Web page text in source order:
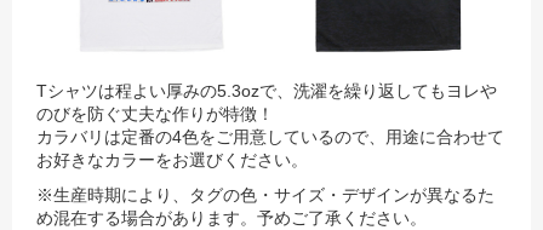
Tシャツは程よい厚みの5.3ozで、洗濯を繰り返してもヨレや
のびを防ぐ丈夫な作りが特徴！
カラバリは定番の4色をご用意しているので、用途に合わせて
お好きなカラーをお選びください。
※生産時期により、タグの色・サイズ・デザインが異なるた
め混在する場合があります。予めご了承ください。